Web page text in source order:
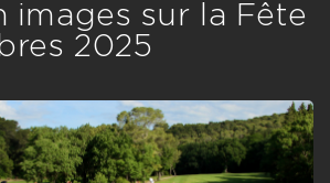
images sur la Fête
2025